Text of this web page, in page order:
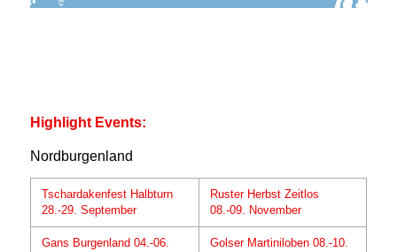
Highlight Events:
Nordburgenland
Tschardakenfest Halbturn
28.-29. September
Ruster Herbst Zeitlos
08.-09. November
Gans Burgenland 04.-06.
Golser Martiniloben 08.-10.